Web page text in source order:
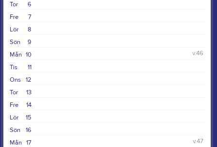
6
Tor
7
Fre
8
Lör
9
Sön
10
Mån
v.46
11
Tis
12
Ons
13
Tor
14
Fre
15
Lör
16
Sön
17
Mån
v.47